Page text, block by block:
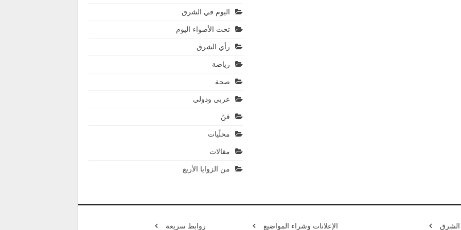
اليوم في الشرق
تحت الأضواء اليوم
رأي الشرق
رياضة
صحة
عربي ودولي
فنّ
محلّيات
مقالات
من الزوايا الأربع
الشرق الإعلانات وشراء المواضيع روابط سريعة